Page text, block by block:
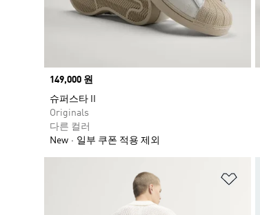
Price
149,000 원
슈퍼스타 II
Originals
다른 컬러
New
일부 쿠폰 적용 제외